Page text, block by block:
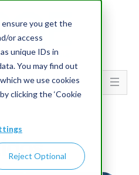
you get the
or access
unique IDs in
You may find out
we use cookies
clicking the ‘Cookie
Reject Optional